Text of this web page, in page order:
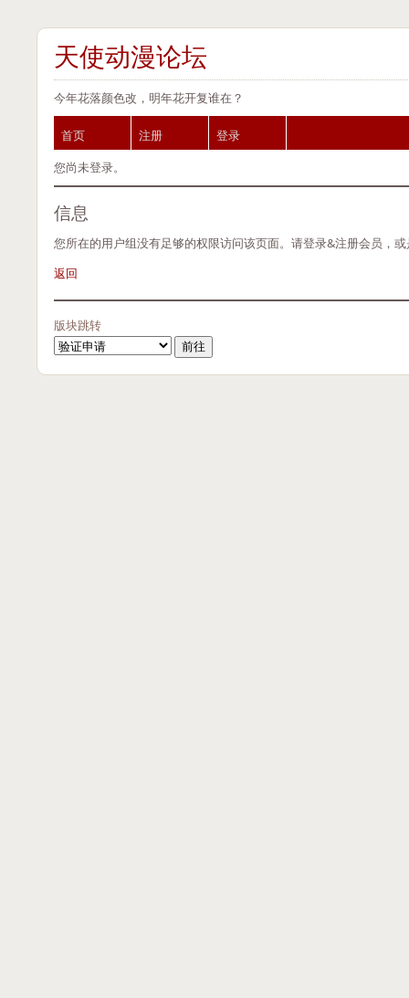
天使动漫论坛
今年花落颜色改，明年花开复谁在？
首页 注册
登录
您尚未登录。
信息
您所在的用户组没有足够的权限访问该页面。请登录&注册会员，
返回
版块跳转